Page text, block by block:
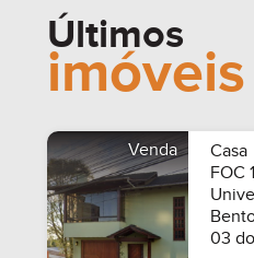
Últimos
imóveis
Venda
Casa
FOC
03